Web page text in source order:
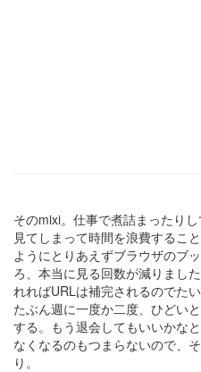
そのmixi。仕事で煮詰まったり
見てしまって時間を浪費するこ
ようにとりあえずブラウザのブ
ろ、本当に見る回数が減りまし
れればURLは補完されるのでた
たぶん週に一度か二度、ひどい
する。もう退会してもいいかな
なくなるのもつまらないので、
り。